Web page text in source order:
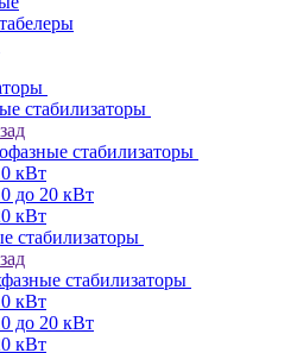
стабилизаторы
стабилизаторы
кВт
до 20 кВт
кВт
стабилизаторы
стабилизаторы
кВт
до 20 кВт
кВт